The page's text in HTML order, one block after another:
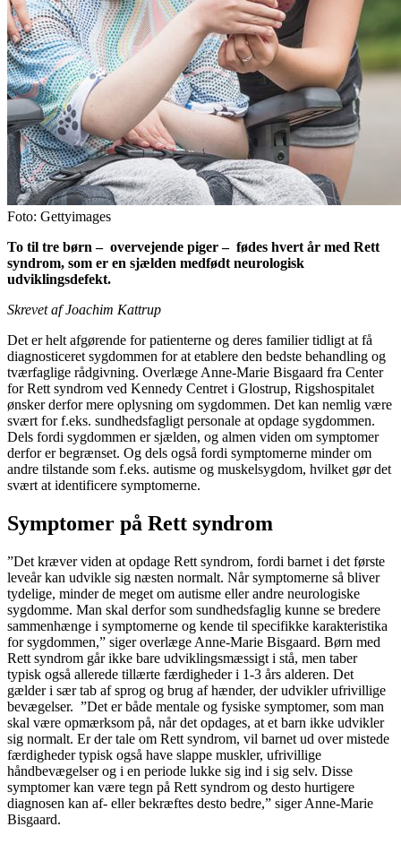
Foto: Gettyimages
To til tre børn – overvejende piger – fødes hvert år med Rett
syndrom, som er en sjælden medfødt neurologisk
udviklingsdefekt.
Skrevet af Joachim Kattrup
Det er helt afgørende for patienterne og deres familier tidligt at få
diagnosticeret sygdommen for at etablere den bedste behandling og
tværfaglige rådgivning. Overlæge Anne-Marie Bisgaard fra Center
for Rett syndrom ved Kennedy Centret i Glostrup, Rigshospitalet
ønsker derfor mere oplysning om sygdommen. Det kan nemlig være
svært for f.eks. sundhedsfagligt personale at opdage sygdommen.
Dels fordi sygdommen er sjælden, og almen viden om symptomer
derfor er begrænset. Og dels også fordi symptomerne minder om
andre tilstande som f.eks. autisme og muskelsygdom, hvilket gør det
svært at identificere symptomerne.
Symptomer på Rett syndrom
”Det kræver viden at opdage Rett syndrom, fordi barnet i det første
leveår kan udvikle sig næsten normalt. Når symptomerne så bliver
tydelige, minder de meget om autisme eller andre neurologiske
sygdomme. Man skal derfor som sundhedsfaglig kunne se bredere
sammenhænge i symptomerne og kende til specifikke karakteristika
for sygdommen,” siger overlæge Anne-Marie Bisgaard. Børn med
Rett syndrom går ikke bare udviklingsmæssigt i stå, men taber
typisk også allerede tillærte færdigheder i 1-3 års alderen. Det
gælder i sær tab af sprog og brug af hænder, der udvikler ufrivillige
bevægelser. ”Det er både mentale og fysiske symptomer, som man
skal være opmærksom på, når det opdages, at et barn ikke udvikler
sig normalt. Er der tale om Rett syndrom, vil barnet ud over mistede
færdigheder typisk også have slappe muskler, ufrivillige
håndbevægelser og i en periode lukke sig ind i sig selv. Disse
symptomer kan være tegn på Rett syndrom og desto hurtigere
diagnosen kan af- eller bekræftes desto bedre,” siger Anne-Marie
Bisgaard.